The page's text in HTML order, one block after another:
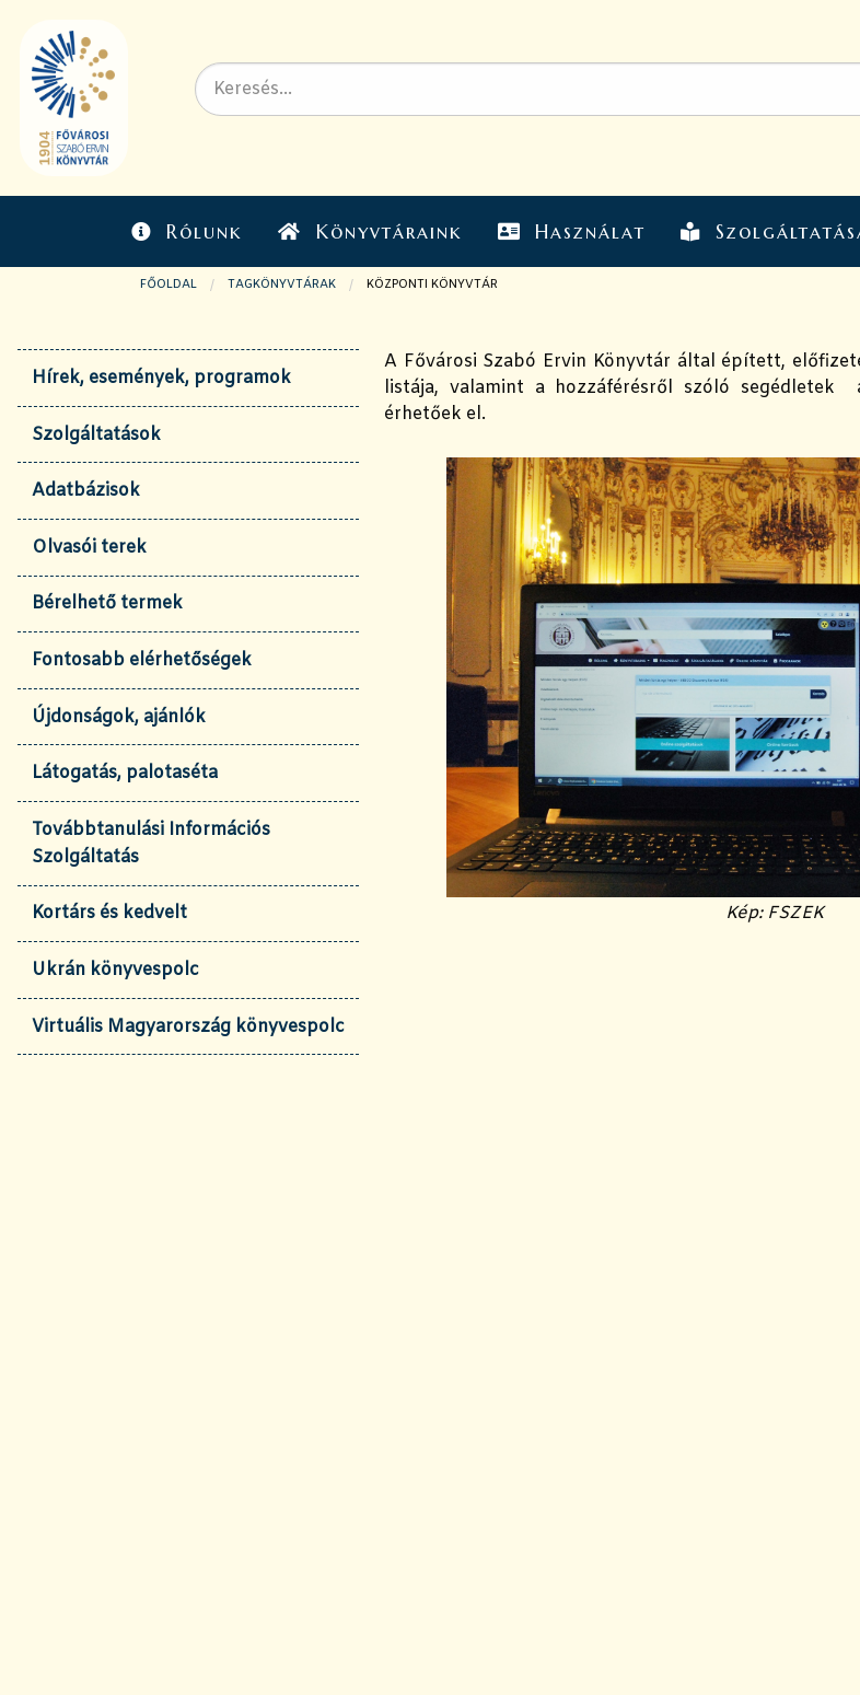
Rólunk Könyvtáraink Használat
FŐOLDAL TAGKÖNYVTÁRAK JELENLEGI OLDAL:
KÖZPONTI KÖNYVTÁR
Hírek, események, programok
Szolgáltatások
Adatbázisok
Olvasói terek
Bérelhető termek
Fontosabb elérhetőségek
Újdonságok, ajánlók
Látogatás, palotaséta
Továbbtanulási Információs
Szolgáltatás
Kortárs és kedvelt
Ukrán könyvespolc
Virtuális Magyarország könyvespolc
A Fővárosi Szabó Ervin Könyvtár által épített,
listája, valamint a hozzáférésről szóló
érhetőek el.
Kép: FSZEK